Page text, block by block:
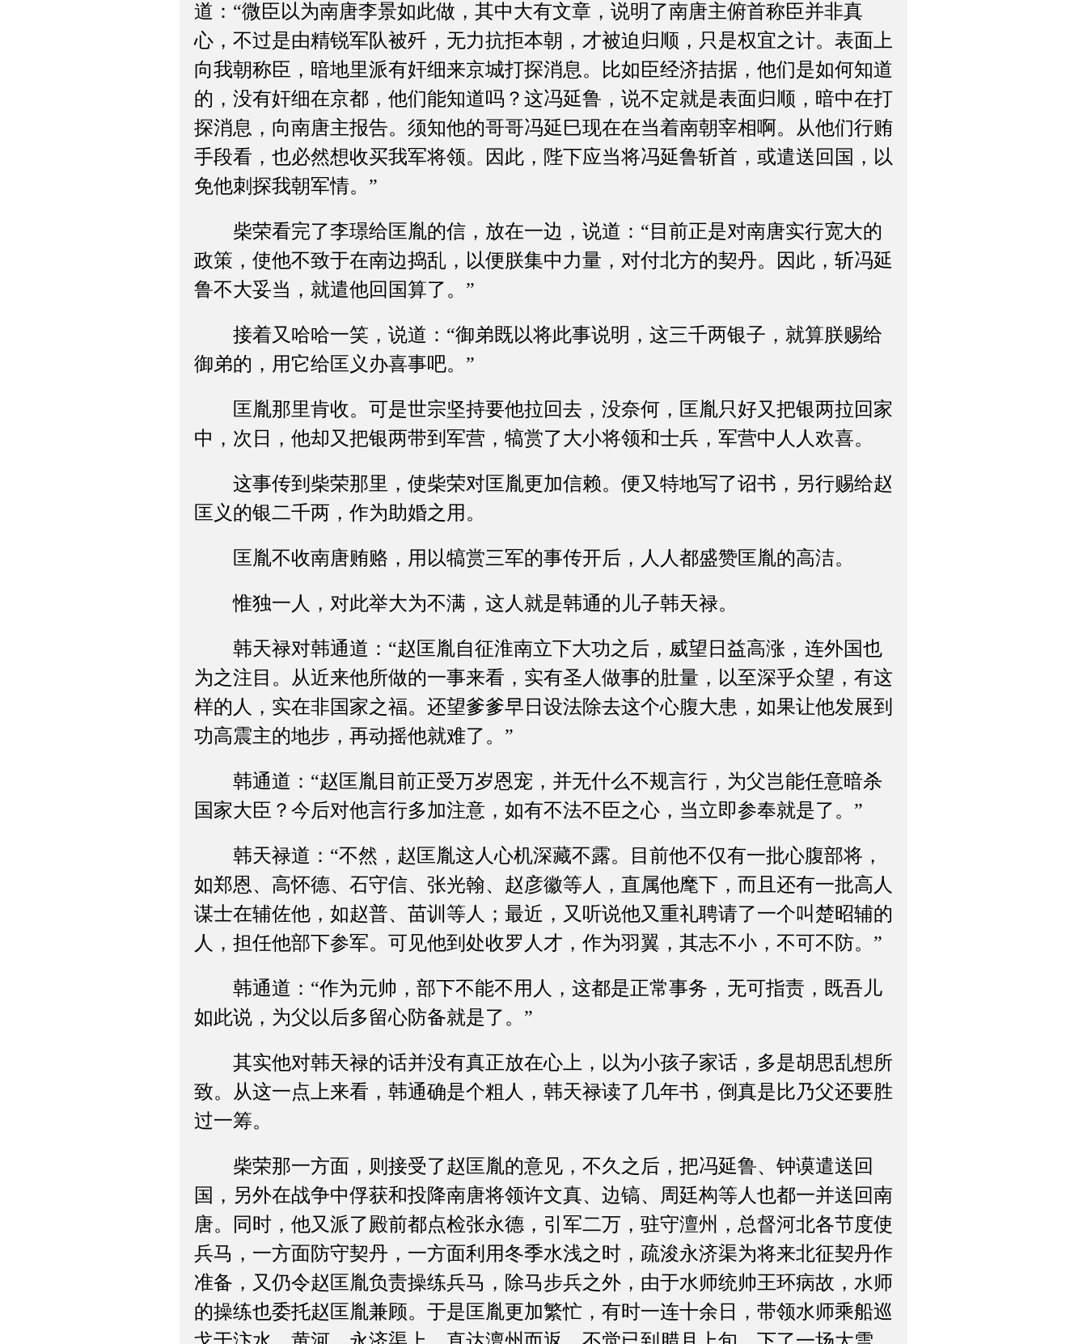
道：“微臣以为南唐李景如此做，其中大有文章，说明了南唐主俯首称臣并非真
心，不过是由精锐军队被歼，无力抗拒本朝，才被迫归顺，只是权宜之计。表面上
向我朝称臣，暗地里派有奸细来京城打探消息。比如臣经济拮据，他们是如何知道
的，没有奸细在京都，他们能知道吗？这冯延鲁，说不定就是表面归顺，暗中在打
探消息，向南唐主报告。须知他的哥哥冯延巳现在在当着南朝宰相啊。从他们行贿
手段看，也必然想收买我军将领。因此，陛下应当将冯延鲁斩首，或遣送回国，以
免他刺探我朝军情。”
柴荣看完了李璟给匡胤的信，放在一边，说道：“目前正是对南唐实行宽大的
政策，使他不致于在南边捣乱，以便朕集中力量，对付北方的契丹。因此，斩冯延
鲁不大妥当，就遣他回国算了。”
接着又哈哈一笑，说道：“御弟既以将此事说明，这三千两银子，就算朕赐给
御弟的，用它给匡义办喜事吧。”
匡胤那里肯收。可是世宗坚持要他拉回去，没奈何，匡胤只好又把银两拉回家
中，次日，他却又把银两带到军营，犒赏了大小将领和士兵，军营中人人欢喜。
这事传到柴荣那里，使柴荣对匡胤更加信赖。便又特地写了诏书，另行赐给赵
匡义的银二千两，作为助婚之用。
匡胤不收南唐贿赂，用以犒赏三军的事传开后，人人都盛赞匡胤的高洁。
惟独一人，对此举大为不满，这人就是韩通的儿子韩天禄。
韩天禄对韩通道：“赵匡胤自征淮南立下大功之后，威望日益高涨，连外国也
为之注目。从近来他所做的一事来看，实有圣人做事的肚量，以至深乎众望，有这
样的人，实在非国家之福。还望爹爹早日设法除去这个心腹大患，如果让他发展到
功高震主的地步，再动摇他就难了。”
韩通道：“赵匡胤目前正受万岁恩宠，并无什么不规言行，为父岂能任意暗杀
国家大臣？今后对他言行多加注意，如有不法不臣之心，当立即参奉就是了。”
韩天禄道：“不然，赵匡胤这人心机深藏不露。目前他不仅有一批心腹部将，
如郑恩、高怀德、石守信、张光翰、赵彦徽等人，直属他麾下，而且还有一批高人
谋士在辅佐他，如赵普、苗训等人；最近，又听说他又重礼聘请了一个叫楚昭辅的
人，担任他部下参军。可见他到处收罗人才，作为羽翼，其志不小，不可不防。”
韩通道：“作为元帅，部下不能不用人，这都是正常事务，无可指责，既吾儿
如此说，为父以后多留心防备就是了。”
其实他对韩天禄的话并没有真正放在心上，以为小孩子家话，多是胡思乱想所
致。从这一点上来看，韩通确是个粗人，韩天禄读了几年书，倒真是比乃父还要胜
过一筹。
柴荣那一方面，则接受了赵匡胤的意见，不久之后，把冯延鲁、钟谟遣送回
国，另外在战争中俘获和投降南唐将领许文真、边镐、周廷构等人也都一并送回南
唐。同时，他又派了殿前都点检张永德，引军二万，驻守澶州，总督河北各节度使
兵马，一方面防守契丹，一方面利用冬季水浅之时，疏浚永济渠为将来北征契丹作
准备，又仍令赵匡胤负责操练兵马，除马步兵之外，由于水师统帅王环病故，水师
的操练也委托赵匡胤兼顾。于是匡胤更加繁忙，有时一连十余日，带领水师乘船巡